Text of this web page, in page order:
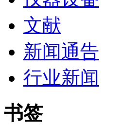
文献
新闻通告
行业新闻
书签